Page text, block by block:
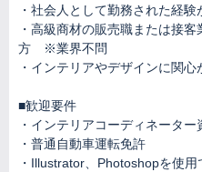
・社会人として勤務された経
・高級商材の販売職または接
方 ※業界不問
・インテリアやデザインに関心
■歓迎要件
・インテリアコーディネーター
・普通自動車運転免許
・Illustrator、Photoshopを使用